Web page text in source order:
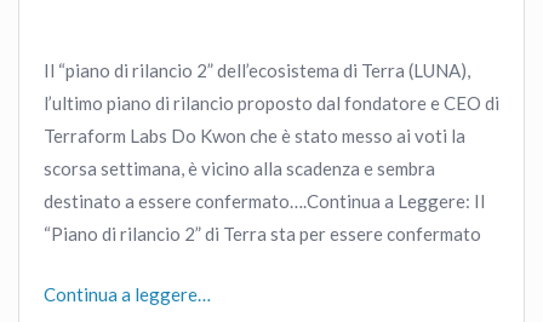
Il “piano di rilancio 2” dell’ecosistema di Terra (LUNA),
l’ultimo piano di rilancio proposto dal fondatore e CEO di
Terraform Labs Do Kwon che è stato messo ai voti la
scorsa settimana, è vicino alla scadenza e sembra
destinato a essere confermato….Continua a Leggere: Il
“Piano di rilancio 2” di Terra sta per essere confermato
Continua a leggere…